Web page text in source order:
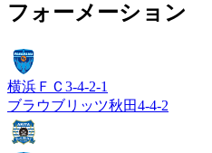
フォーメーション
横浜ＦＣ 3-4-2-1
ブラウブリッツ秋田4-4-2